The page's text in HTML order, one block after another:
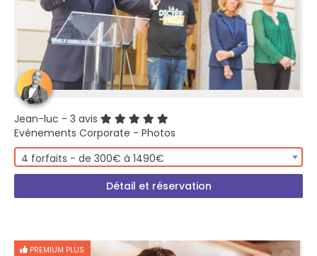
Jean-luc - 3 avis
Evénements Corporate - Photos
4 forfaits - de 300€ à 1490€
Détail et réservation
PREMIUM PLUS